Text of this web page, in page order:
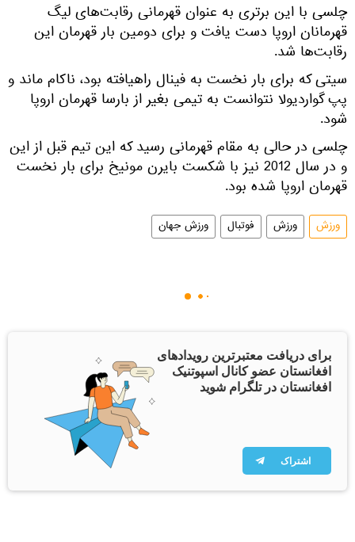
چلسی با این برتری به عنوان قهرمانی رقابت‌های لیگ
قهرمانان اروپا دست یافت و برای دومین بار قهرمان این
رقابت‌ها شد.
سیتی که برای بار نخست به فینال راهیافته بود، ناکام ماند و
پپ گواردیولا نتوانست به تیمی بغیر از بارسا قهرمان اروپا
شود.
چلسی در حالی به مقام قهرمانی رسید که این تیم قبل از این
و در سال 2012 نیز با شکست بایرن مونیخ برای بار نخست
قهرمان اروپا شده بود.
ورزش ورزش فوتبال ورزش جهان
برای دریافت معتبرترین رویدادهای
افغانستان عضو کانال اسپوتنیک
افغانستان در تلگرام شوید
اشتراک